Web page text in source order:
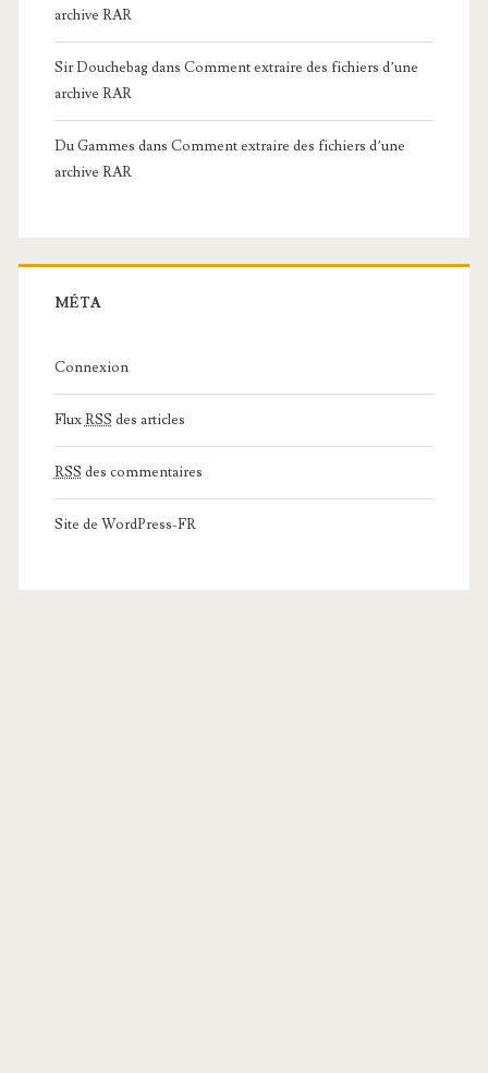
archive RAR
Sir Douchebagdans Comment extraire des fichiers d’une
archive RAR
Du Gammes dans Comment extraire des fichiers d’une
archive RAR
MÉTA
Connexion
FluxRSS des articles
RSS des commentaires
Site de WordPress-FR